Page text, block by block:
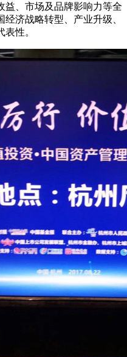
益、市场及品牌影响力等全
济战略转型、产业升级、
性。